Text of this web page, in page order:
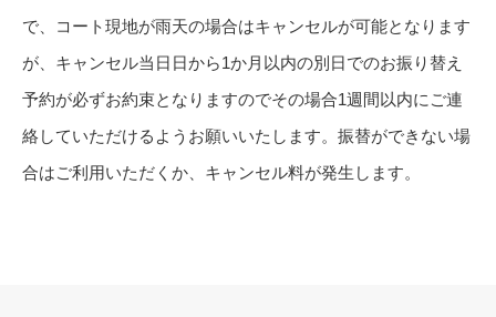
で、コート現地が雨天の場合はキャンセルが可能となります
が、キャンセル当日日から1か月以内の別日でのお振り替え
予約が必ずお約束となりますのでその場合1週間以内にご連
絡していただけるようお願いいたします。振替ができない場
合はご利用いただくか、キャンセル料が発生します。